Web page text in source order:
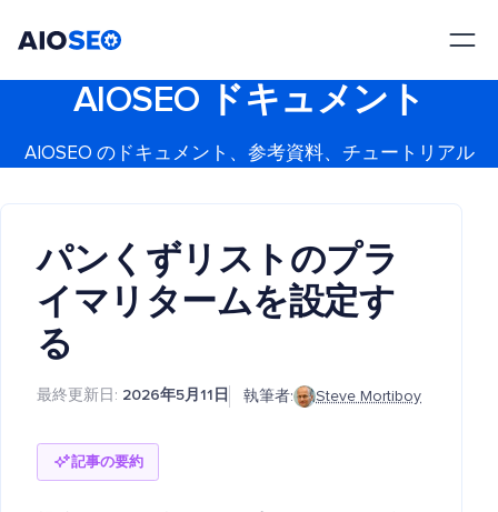
AIOSEO ドキュメント
AIOSEO のドキュメント、参考資料、チュートリアル
パンくずリストのプラ
イマリタームを設定す
る
最終更新日: 2026年5月11日 執筆者: Steve Mortiboy
記事の要約